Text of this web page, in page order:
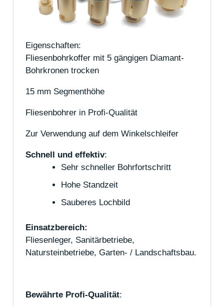
Eigenschaften:
Fliesenbohrkoffer mit 5 gängigen Diamant-
Bohrkronen trocken
15 mm Segmenthöhe
Fliesenbohrer in Profi-Qualität
Zur Verwendung auf dem Winkelschleifer
Schnell und effektiv:
Sehr schneller Bohrfortschritt
Hohe Standzeit
Sauberes Lochbild
Einsatzbereich:
Fliesenleger, Sanitärbetriebe,
Natursteinbetriebe, Garten- / Landschaftsbau.
Bewährte Profi-Qualität: